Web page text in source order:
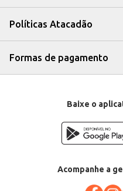
Políticas Atacadão
Formas de pagamento
Baixe o
Acompanhe a